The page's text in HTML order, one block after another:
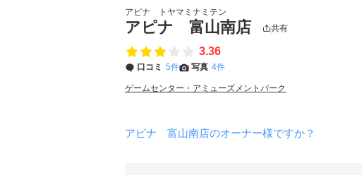
アピナ トヤマミナミテン
アピナ 富山南店 共有
3.36
口コミ 5件 写真 4件
ゲームセンター・アミューズメントパーク
アピナ 富山南店のオーナー様ですか？